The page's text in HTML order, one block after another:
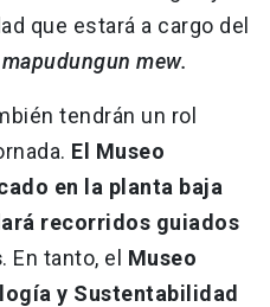
que estará a cargo del
mew.
tendrán un rol
El Museo
en la planta baja
recorridos guiados
. En tanto, el Museo
y Sustentabilidad